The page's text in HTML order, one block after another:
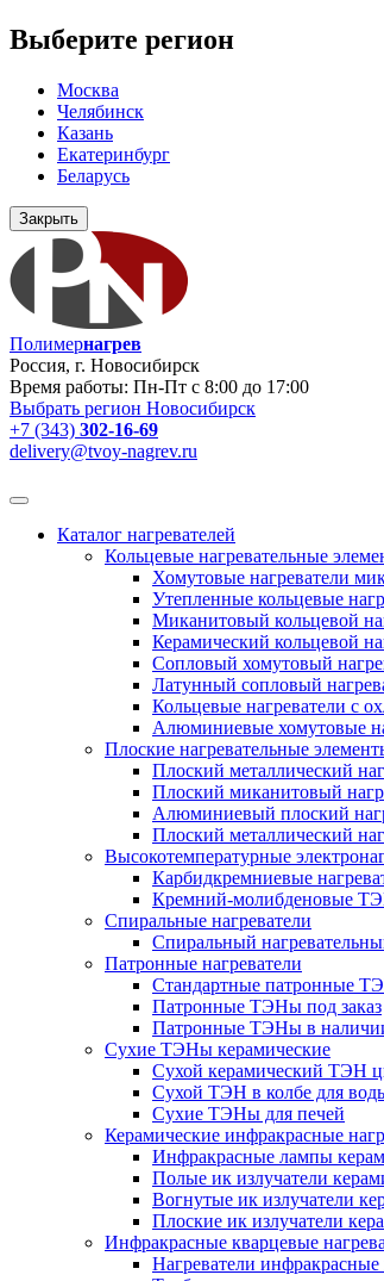
Выберите регион
Москва
Челябинск
Казань
Екатеринбург
Беларусь
Закрыть
Полимернагрев
Россия, г. Новосибирск
Время работы: Пн-Пт с 8:00 до 17:00
Выбрать регион Новосибирск
+7 (343) 302-16-69
delivery@tvoy-nagrev.ru
Каталог нагревателей
Кольцевые нагревательные
Хомутовые нагреватели
Утепленные кольцевые
Миканитовый кольцевой
Керамический кольцевой
Сопловый хомутовый
Латунный сопловый
Кольцевые нагреватели с
Алюминиевые хомутовые
Плоские нагревательные
Плоский металлический
Плоский миканитовый
Алюминиевый плоский
Плоский металлический
Высокотемпературные
Карбидкремниевые
Кремний-молибденовые
Спиральные нагреватели
Спиральный
Патронные нагреватели
Стандартные патронные
Патронные ТЭНы под заказ
Патронные ТЭНы в
Сухие ТЭНы керамические
Сухой керамический ТЭН
Сухой ТЭН в колбе для
Сухие ТЭНы для печей
Керамические инфракрасные
Инфракрасные лампы
Полые ик излучатели
Вогнутые ик излучатели
Плоские ик излучатели
Инфракрасные кварцевые
Нагреватели